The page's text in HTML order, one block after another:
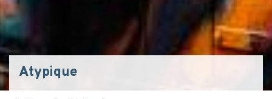
Atypique